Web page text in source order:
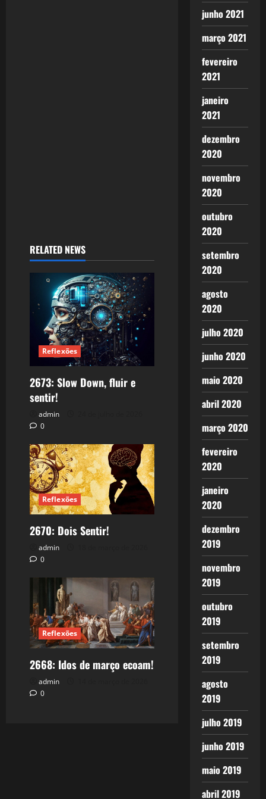
RELATED NEWS
Reflexões
2673: Slow Down, fluir e
sentir!
admin
0
Reflexões
2670: Dois Sentir!
admin
0
Reflexões
2668: Idos de março ecoam!
admin
0
junho 2021
março 2021
fevereiro
2021
janeiro
2021
dezembro
2020
novembro
2020
outubro
2020
setembro
2020
agosto
2020
julho 2020
junho 2020
maio 2020
abril 2020
março 2020
fevereiro
2020
janeiro
2020
dezembro
2019
novembro
2019
outubro
2019
setembro
2019
agosto
2019
julho 2019
junho 2019
maio 2019
abril 2019